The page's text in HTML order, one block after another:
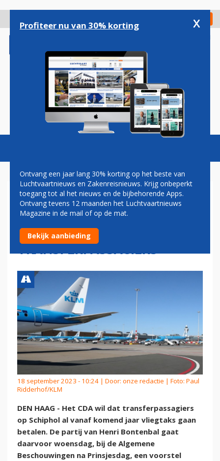
gaan
Check in
Magazine Podcasts Vacatures
CDA GAAT DEZE WEEK
VOORSTEL INDIENEN VOOR
BELASTING OP
TRANSFERPASSAGIERS
18 september 2023 - 10:24 | Door: onze redactie | Foto: Paul
Ridderhof/KLM
DEN HAAG - Het CDA wil dat transferpassagiers
op Schiphol al vanaf komend jaar vliegtaks gaan
betalen. De partij van Henri Bontenbal gaat
daarvoor woensdag, bij de Algemene
Beschouwingen na Prinsjesdag, een voorstel
Profiteer nu van 30% korting x
Ontvang een jaar lang 30% korting op het beste van
Luchtvaartnieuws en Zakenreisnieuws. Krijg onbeperkt
toegang tot al het nieuws en de bijbehorende Apps.
Ontvang tevens 12 maanden het Luchtvaartnieuws
Magazine in de mail of op de mat.
Bekijk aanbieding